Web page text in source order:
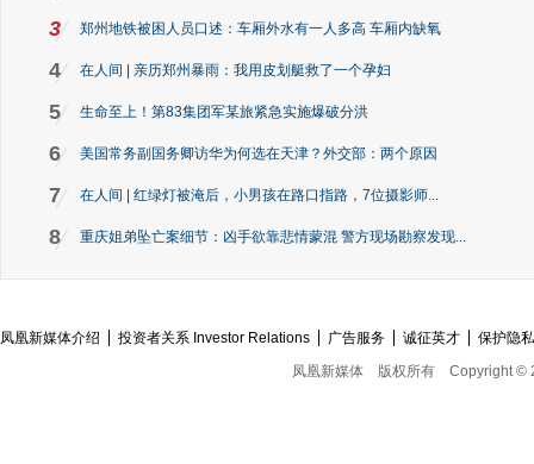
3 郑州地铁被困人员口述：车厢外水有一人多高 车厢内缺氧
4 在人间 | 亲历郑州暴雨：我用皮划艇救了一个孕妇
5 生命至上！第83集团军某旅紧急实施爆破分洪
6 美国常务副国务卿访华为何选在天津？外交部：两个原因
7 在人间 | 红绿灯被淹后，小男孩在路口指路，7位摄影师...
8 重庆姐弟坠亡案细节：凶手欲靠悲情蒙混 警方现场勘察发现...
凤凰新媒体介绍 投资者关系 Investor Relations 广告服务 诚征英才
保护隐
凤凰新媒体
版权所有 Copyright ©